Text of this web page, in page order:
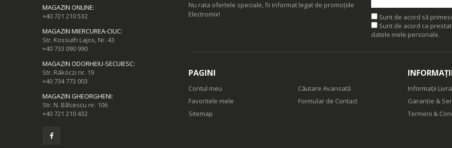
MAGAZIN ONLINE:
+40 721 210 532
MAGAZIN MIERCUREA-CIUC:
Str. Kossuth Lajos, Nr. 43
+40 733 090 990
MAGAZIN ODORHEIU-SECUIESC:
Str. Rákóczi nr. 19
+40 734 773 003
MAGAZIN GHEORGHENI:
Str. N. Bălcescu nr. 106
+40 721 210 432
Nu rata ofertele speciale, fii informat legat de promoțiile
Electromix!
Sunt de acord să
Sunt de acord ca
datele mele personale.
PAGINI
Contul meu
Favoritele mele
Sitemap
Căutare Avansată
Formular de Contact
Informații
Garanție &
Termeni &